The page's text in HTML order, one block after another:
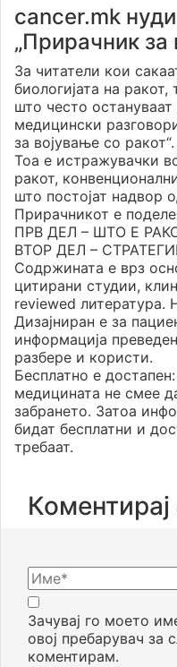
cancer.mk
„Прирачник за
За читатели кои
биологијата на
што често
медицински
за војување со ракот“.
Тоа е истражувачки
ракот,
што постојат надвор
Прирачникот е
ПРВ ДЕЛ – ШТО Е
ВТОР ДЕЛ –
Содржината е врз
цитирани студии,
reviewed литература.
Дизајниран е за
информација
разбере и користи.
Бесплатно е
медицината не смее
забрането. Затоа
бидат бесплатни и
требаат.
Зачувај го моето
овој пребарувач за
коментирам.